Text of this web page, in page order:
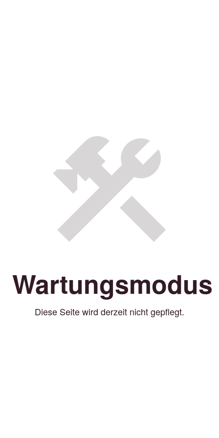
Wartungsmodus
Diese Seite wird derzeit nicht gepflegt.